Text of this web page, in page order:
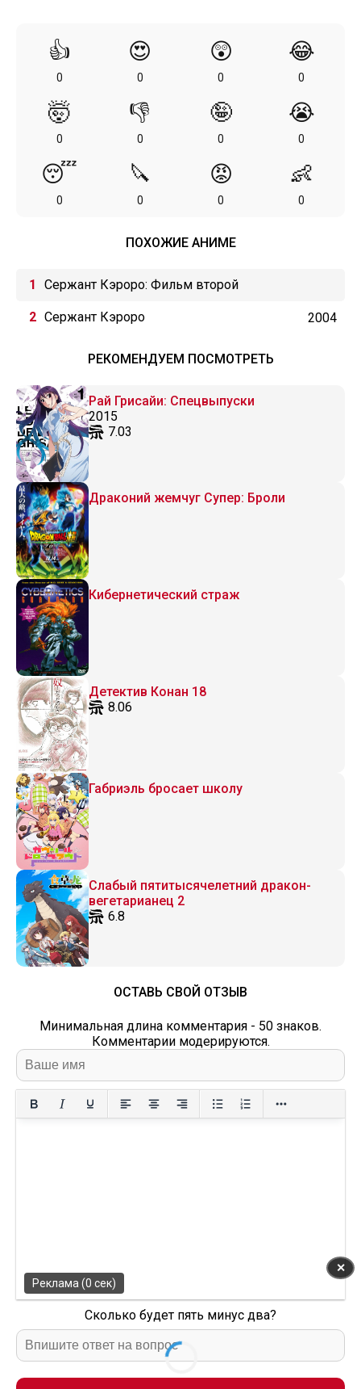
👍
0
😍
0
😲
0
😂
0
🤯
0
👎
0
🤪
0
😭
0
😴
0
🔪
0
😡
0
👶
0
ПОХОЖИЕ АНИМЕ
Сержант Кэроро: Фильм второй
Сержант Кэроро 2004
РЕКОМЕНДУЕМ ПОСМОТРЕТЬ
Рай Грисайи: Спецвыпуски
2015
7.03
Драконий жемчуг Супер: Броли
Кибернетический страж
Детектив Конан 18
8.06
Габриэль бросает школу
Слабый пятитысячелетний дракон-
вегетарианец 2
6.8
ОСТАВЬ СВОЙ ОТЗЫВ
Минимальная длина комментария - 50 знаков.
Комментарии модерируются.
Сколько будет пять минус два?
✕
Реклама (0 сек)